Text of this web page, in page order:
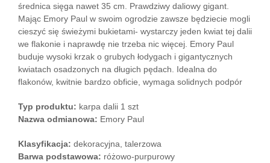
średnica sięga nawet 35 cm. Prawdziwy daliowy gigant.
Mając Emory Paul w swoim ogrodzie zawsze będziecie mogli
cieszyć się świeżymi bukietami- wystarczy jeden kwiat tej dalii
we flakonie i naprawdę nie trzeba nic więcej. Emory Paul
buduje wysoki krzak o grubych łodygach i gigantycznych
kwiatach osadzonych na długich pędach. Idealna do
flakonów, kwitnie bardzo obficie, wymaga solidnych podpór
Typ produktu: karpa dalii 1 szt
Nazwa odmianowa: Emory Paul
Klasyfikacja: dekoracyjna, talerzowa
Barwa podstawowa: różowo-purpurowy